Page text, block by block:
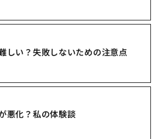
しい？失敗しないための注意点
悪化？私の体験談